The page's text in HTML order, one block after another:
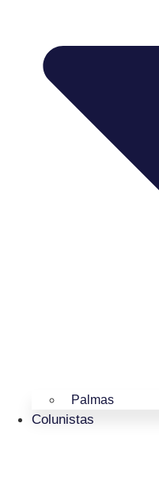
Palmas
Colunistas